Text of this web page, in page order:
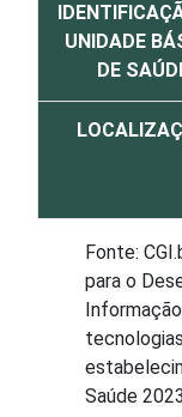
UNIDADE
DE
Fonte:
para o
Saúde